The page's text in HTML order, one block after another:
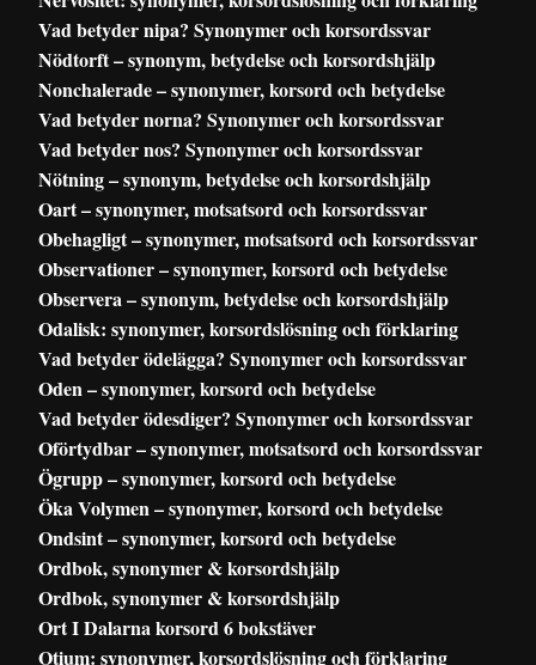
Vad betyder nipa? Synonymer och korsordssvar
Nödtorft – synonym, betydelse och korsordshjälp
Nonchalerade – synonymer, korsord och betydelse
Vad betyder norna? Synonymer och korsordssvar
Vad betyder nos? Synonymer och korsordssvar
Nötning – synonym, betydelse och korsordshjälp
Oart – synonymer, motsatsord och korsordssvar
Obehagligt – synonymer, motsatsord och korsordssvar
Observationer – synonymer, korsord och betydelse
Observera – synonym, betydelse och korsordshjälp
Odalisk: synonymer, korsordslösning och förklaring
Vad betyder ödelägga? Synonymer och korsordssvar
Oden – synonymer, korsord och betydelse
Vad betyder ödesdiger? Synonymer och korsordssvar
Oförtydbar – synonymer, motsatsord och korsordssvar
Ögrupp – synonymer, korsord och betydelse
Öka Volymen – synonymer, korsord och betydelse
Ondsint – synonymer, korsord och betydelse
Ordbok, synonymer & korsordshjälp
Ordbok, synonymer & korsordshjälp
Ort I Dalarna korsord 6 bokstäver
Otium: synonymer, korsordslösning och förklaring